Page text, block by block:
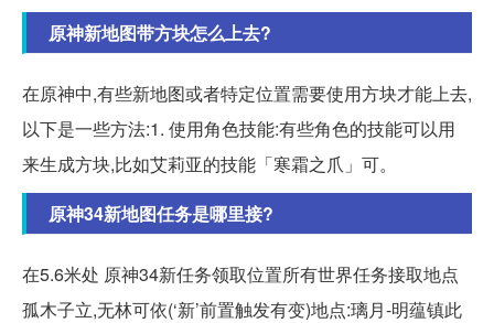
原神新地图带方块怎么上去?
在原神中,有些新地图或者特定位置需要使用方块才能上去,
以下是一些方法:1. 使用角色技能:有些角色的技能可以用
来生成方块,比如艾莉亚的技能「寒霜之爪」可。
原神34新地图任务是哪里接?
在5.6米处 原神34新任务领取位置所有世界任务接取地点
孤木子立,无林可依(‘新’前置触发有变)地点:璃月-明蕴镇此